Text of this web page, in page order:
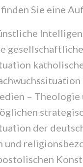
Sie eine
–
der
und